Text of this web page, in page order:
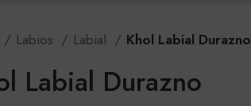
Labios Labial Khol Labial Durazno
Labial Durazno